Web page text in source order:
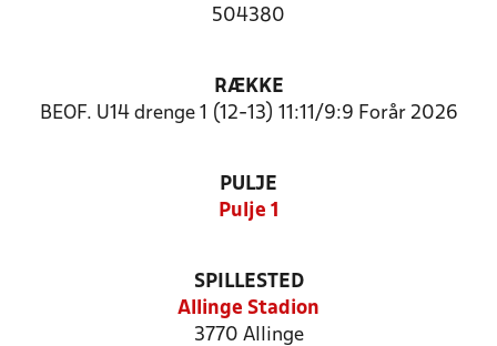
504380
RÆKKE
BEOF. U14 drenge 1 (12-13) 11:11/9:9 Forår 2026
PULJE
Pulje 1
SPILLESTED
Allinge Stadion
3770 Allinge